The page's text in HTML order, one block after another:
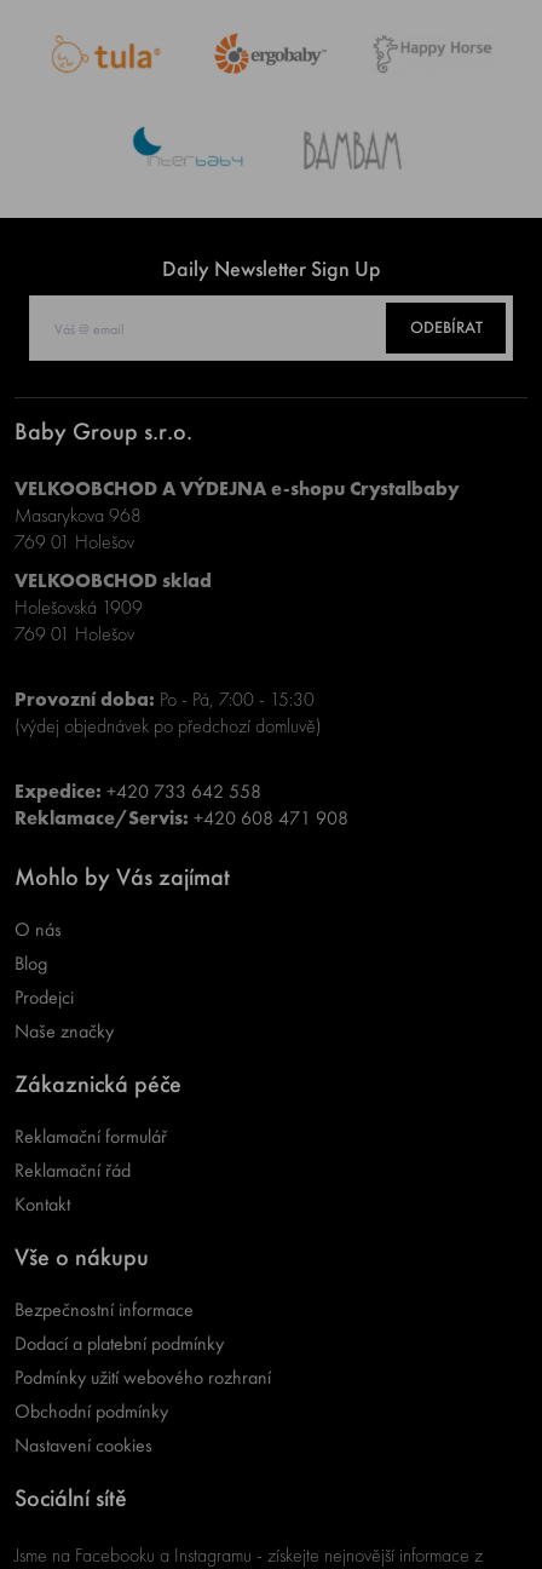
Daily Newsletter Sign Up
ODEBÍRAT
Baby Group s.r.o.
VELKOOBCHOD A VÝDEJNA e-shopu Crystalbaby
Masarykova 968
769 01 Holešov
VELKOOBCHOD sklad
Holešovská 1909
769 01 Holešov
Provozní doba: Po - Pá, 7:00 - 15:30
(výdej objednávek po předchozí domluvě)
Expedice: +420 733 642 558
Reklamace/Servis: +420 608 471 908
Mohlo by Vás zajímat
O nás
Blog
Prodejci
Naše značky
Zákaznická péče
Reklamační formulář
Reklamační řád
Kontakt
Vše o nákupu
Bezpečnostní informace
Dodací a platební podmínky
Podmínky užití webového rozhraní
Obchodní podmínky
Nastavení cookies
Sociální sítě
Jsme na Facebooku a Instagramu - získejte nejnovější informace z